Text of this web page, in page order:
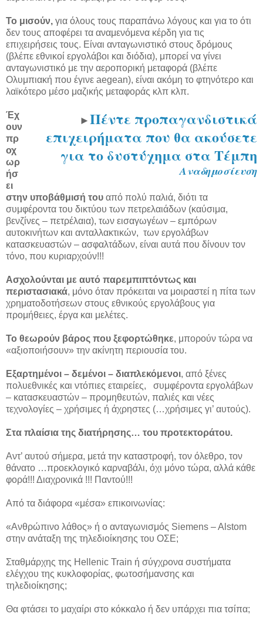
Το μισούν, για όλους τους παραπάνω λόγους και για το ότι
δεν τους αποφέρει τα αναμενόμενα κέρδη για τις
επιχειρήσεις τους. Είναι ανταγωνιστικό στους δρόμους
(βλέπε εθνικοί εργολάβοι και διόδια), μπορεί να γίνει
ανταγωνιστικό με την αεροπορική μεταφορά (βλέπε
Ολυμπιακή που έγινε aegean), είναι ακόμη το φτηνότερο και
λαϊκότερο μέσο μαζικής μεταφοράς κλπ κλπ.
►Πέντε προπαγανδιστικά
επιχειρήματα που θα ακούσετε
για το δυστύχημα στα Τέμπη
Αναδημοσίευση
Έχ
ουν
πρ
οχ
ωρ
ήσ
ει
στην υποβάθμισή του από πολύ παλιά, διότι τα
συμφέροντα του δικτύου των πετρελαιάδων (καύσιμα,
βενζίνες – πετρέλαια), των εισαγωγέων – εμπόρων
αυτοκινήτων και ανταλλακτικών, των εργολάβων
κατασκευαστών – ασφαλτάδων, είναι αυτά που δίνουν τον
τόνο, που κυριαρχούν!!!
Ασχολούνται με αυτό παρεμπιπτόντως και
περιστασιακά, μόνο όταν πρόκειται να μοιραστεί η πίτα των
χρηματοδοτήσεων στους εθνικούς εργολάβους για
προμήθειες, έργα και μελέτες.
Το θεωρούν βάρος που ξεφορτώθηκε, μπορούν τώρα να
«αξιοποιήσουν» την ακίνητη περιουσία του.
Εξαρτημένοι – δεμένοι – διαπλεκόμενοι, από ξένες
πολυεθνικές και ντόπιες εταιρείες, συμφέροντα εργολάβων
– κατασκευαστών – προμηθευτών, παλιές και νέες
τεχνολογίες – χρήσιμες ή άχρηστες (…χρήσιμες γι’ αυτούς).
Στα πλαίσια της διατήρησης… του προτεκτοράτου.
Αντ’ αυτού σήμερα, μετά την καταστροφή, τον όλεθρο, τον
θάνατο …προεκλογικό καρναβάλι, όχι μόνο τώρα, αλλά κάθε
φορά!!! Διαχρονικά !!! Παντού!!!
Από τα διάφορα «μέσα» επικοινωνίας:
«Ανθρώπινο λάθος» ή ο ανταγωνισμός Siemens – Alstom
στην ανάταξη της τηλεδιοίκησης του ΟΣΕ;
Σταθμάρχης της Hellenic Train ή σύγχρονα συστήματα
ελέγχου της κυκλοφορίας, φωτοσήμανσης και
τηλεδιοίκησης;
Θα φτάσει το μαχαίρι στο κόκκαλο ή δεν υπάρχει πια τσίπα;